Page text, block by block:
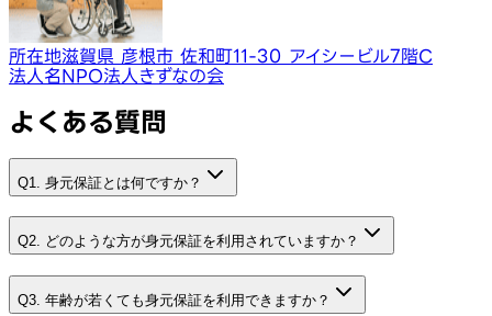
所在地滋賀県 彦根市 佐和町11-30 アイシービル7階C
法人名NPO法人きずなの会
よくある質問
Q1. 身元保証とは何ですか？
Q2. どのような方が身元保証を利用されていますか？
Q3. 年齢が若くても身元保証を利用できますか？